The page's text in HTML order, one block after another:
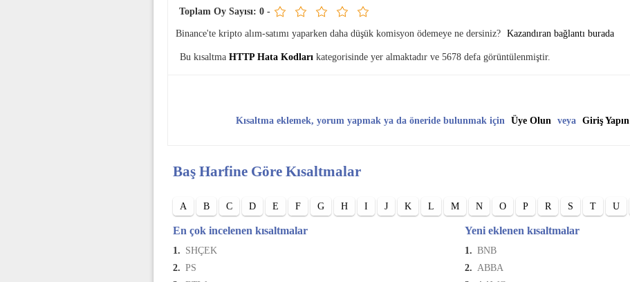
Toplam Oy Sayısı: 0 -
Binance'te kripto alım-satımı yaparken daha düşük komisyon ödemeye ne dersiniz? Kazandıran bağlantı burada
Bu kısaltma HTTP Hata Kodları kategorisinde yer almaktadır ve 5678 defa görüntülenmiştir.
Kısaltma eklemek, yorum yapmak ya da öneride bulunmak için Üye Olun veya Giriş Yapın
Baş Harfine Göre Kısaltmalar
A B C D E F G H I J K L M N O P R S T U
En çok incelenen kısaltmalar
1. SHÇEK
2. PS
Yeni eklenen kısaltmalar
1. BNB
2. ABBA